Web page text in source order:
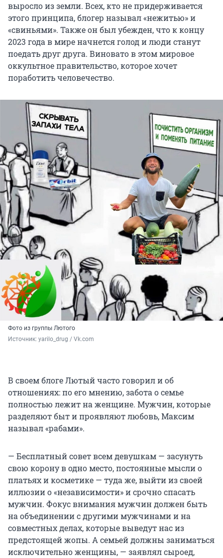
выросло из земли. Всех, кто не придерживается
этого принципа, блогер называл «нежитью» и
«свиньями». Также он был убежден, что к концу
2023 года в мире начнется голод и люди станут
поедать друг друга. Виновато в этом мировое
оккультное правительство, которое хочет
поработить человечество.
Фото из группы Лютого
Источник: yarilo_drug / Vk.com
В своем блоге Лютый часто говорил и об
отношениях: по его мнению, забота о семье
полностью лежит на женщине. Мужчин, которые
разделяют быт и проявляют любовь, Максим
называл «рабами».
— Бесплатный совет всем девушкам — засунуть
свою корону в одно место, постоянные мысли о
платьях и косметике — туда же, выйти из своей
иллюзии о «независимости» и срочно спасать
мужчин. Фокус внимания мужчин должен быть
на объединении с другими мужчинами и на
совместных делах, которые выведут нас из
предстоящей жопы. А семьей должны заниматься
исключительно женщины, — заявлял сыроед,